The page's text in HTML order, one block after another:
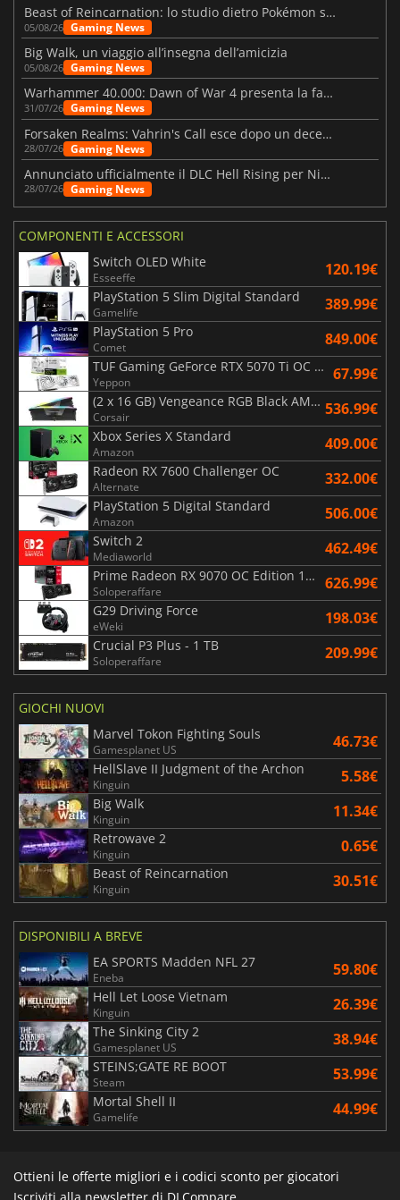
Beast of Reincarnation: lo studio dietro Pokémon su una nuova strada
05/08/26 Gaming News
Big Walk, un viaggio all’insegna dell’amicizia
05/08/26 Gaming News
Warhammer 40.000: Dawn of War 4 presenta la fazione dei Necron
31/07/26 Gaming News
Forsaken Realms: Vahrin's Call esce dopo un decennio di sviluppo
28/07/26 Gaming News
Annunciato ufficialmente il DLC Hell Rising per Nioh 3
28/07/26 Gaming News
COMPONENTI E ACCESSORI
Switch OLED White
Esseeffe 120.19€
PlayStation 5 Slim Digital Standard
Gamelife 389.99€
PlayStation 5 Pro
Comet 849.00€
TUF Gaming GeForce RTX 5070 Ti OC White Edition 16GB
Yeppon 67.99€
(2 x 16 GB) Vengeance RGB Black AMD Expo 6000 MHz - CAS 30
Corsair 536.99€
Xbox Series X Standard
Amazon 409.00€
Radeon RX 7600 Challenger OC
Alternate 332.00€
PlayStation 5 Digital Standard
Amazon 506.00€
Switch 2
Mediaworld 462.49€
Prime Radeon RX 9070 OC Edition 16GB
Soloperaffare 626.99€
G29 Driving Force
eWeki 198.03€
Crucial P3 Plus - 1 TB
Soloperaffare 209.99€
GIOCHI NUOVI
Marvel Tokon Fighting Souls
Gamesplanet US 46.73€
HellSlave II Judgment of the Archon
Kinguin 5.58€
Big Walk
Kinguin 11.34€
Retrowave 2
Kinguin 0.65€
Beast of Reincarnation
Kinguin 30.51€
DISPONIBILI A BREVE
EA SPORTS Madden NFL 27
Eneba 59.80€
Hell Let Loose Vietnam
Kinguin 26.39€
The Sinking City 2
Gamesplanet US 38.94€
STEINS;GATE RE BOOT
Steam 53.99€
Mortal Shell II
Gamelife 44.99€
Ottieni le offerte migliori e i codici sconto per giocatori